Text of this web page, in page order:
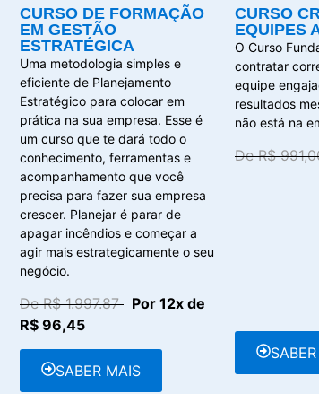
CURSO DE FORMAÇÃO
EM GESTÃO
ESTRATÉGICA
Uma metodologia simples e
eficiente de Planejamento
Estratégico para colocar em
prática na sua empresa. Esse é
um curso que te dará todo o
conhecimento, ferramentas e
acompanhamento que você
precisa para fazer sua empresa
crescer. Planejar é parar de
apagar incêndios e começar a
agir mais estrategicamente o seu
negócio.
De R$ 1.997.87 Por 12x de
R$ 96,45
SABER MAIS
CURSO
EQUIPES
O Curso
contratar
equipe
resultados
não está na
De R$